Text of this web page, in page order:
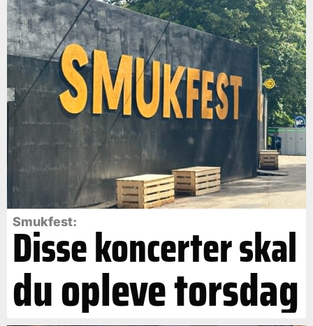
Smukfest:
Disse koncerter skal
du opleve torsdag